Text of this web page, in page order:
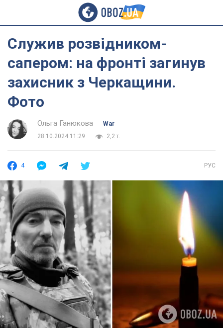
Служив розвідником-
сапером: на фронті загинув
захисник з Черкащини.
Фото
Ольга Ганюкова
War
28.10.2024 11:29
2,2 т.
4 РУС